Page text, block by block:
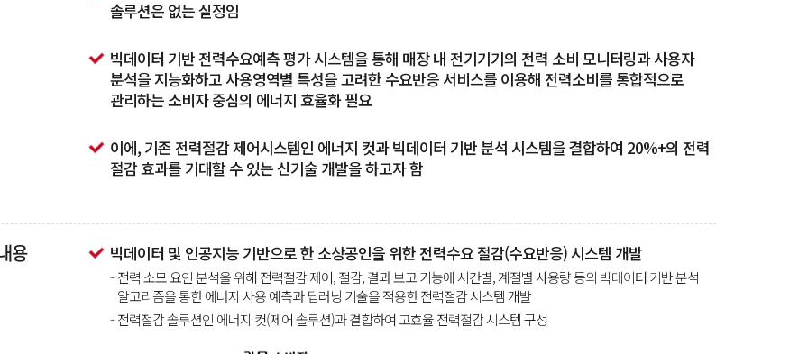
솔루션은 없는 실정임
빅데이터 기반 전력수요예측 평가 시스템을 통해 매장 내 전기기기의 전력 소비 모니터링과 사용자
분석을 지능화하고 사용영역별 특성을 고려한 수요반응 서비스를 이용해 전력소비를 통합적으로
관리하는 소비자 중심의 에너지 효율화 필요
이에, 기존 전력절감 제어시스템인 에너지 컷과 빅데이터 기반 분석 시스템을 결합하여 20%+의 전력
절감 효과를 기대할 수 있는 신기술 개발을 하고자 함
용 빅데이터 및 인공지능 기반으로 한 소상공인을 위한 전력수요 절감(수요반응) 시스템 개발
- 전력 소모 요인 분석을 위해 전력절감 제어, 절감, 결과 보고 기능에 시간별, 계절별 사용량 등의 빅데이터 기반 분석
알고리즘을 통한 에너지 사용 예측과 딥러닝 기술을 적용한 전력절감 시스템 개발
- 전력절감 솔루션인 에너지 컷(제어 솔루션)과 결합하여 고효율 전력절감 시스템 구성